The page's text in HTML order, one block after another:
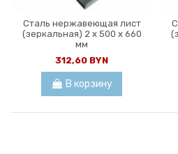
Сталь нержавеющая лист
(зеркальная) 2 х 500 х 660
мм
312,60 BYN
В корзину